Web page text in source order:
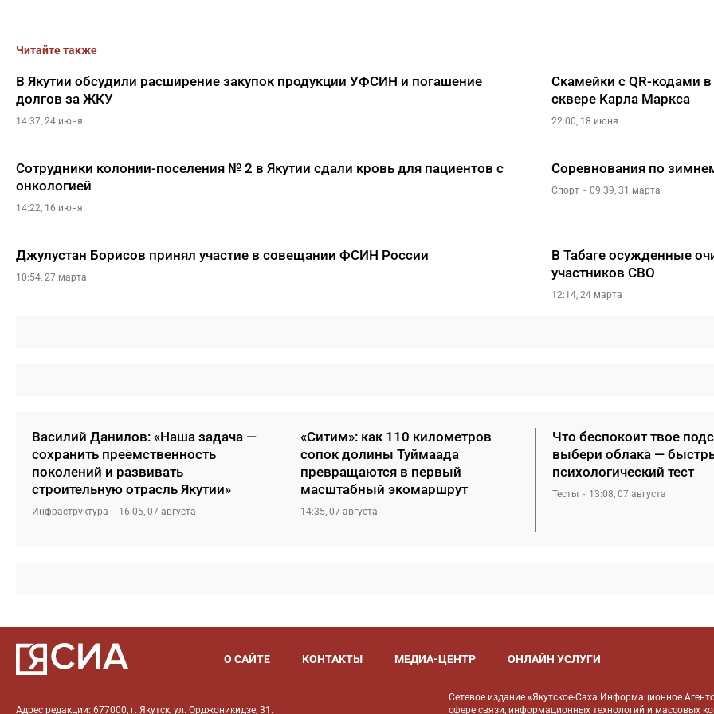
Читайте также
В Якутии обсудили расширение закупок продукции УФСИН и погашение
долгов за ЖКУ
14:37, 24 июня
Скамейки с QR-кодами в
сквере Карла Маркса
22:00, 18 июня
Сотрудники колонии-поселения № 2 в Якутии сдали кровь для пациентов с
онкологией
14:22, 16 июня
Соревнования по
Спорт 09:39, 31 марта
Джулустан Борисов принял участие в совещании ФСИН России
10:54, 27 марта
В Табаге осужденные
участников СВО
12:14, 24 марта
Василий Данилов: «Наша задача —
сохранить преемственность
поколений и развивать
строительную отрасль Якутии»
Инфраструктура 16:05, 07 августа
«Ситим»: как 110 километров
сопок долины Туймаада
превращаются в первый
масштабный экомаршрут
14:35, 07 августа
Что беспокоит твое
выбери облака —
психологический тест
Тесты 13:08, 07 августа
О САЙТЕ КОНТАКТЫ МЕДИА-ЦЕНТР ОНЛАЙН УСЛУГИ
Адрес редакции: 677000, г. Якутск, ул. Орджоникидзе, 31.
Сетевое издание «Якутское-Саха Информационное
сфере связи, информационных технологий и массовых